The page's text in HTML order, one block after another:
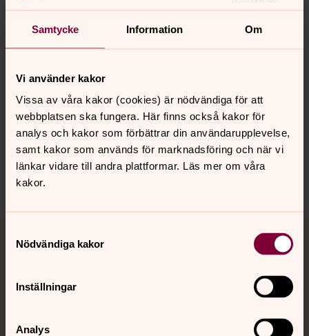
Samtycke Information Om
Vi använder kakor
Vissa av våra kakor (cookies) är nödvändiga för att
webbplatsen ska fungera. Här finns också kakor för
analys och kakor som förbättrar din användarupplevelse,
samt kakor som används för marknadsföring och när vi
länkar vidare till andra plattformar. Läs mer om våra
kakor.
Nödvändiga kakor
Inställningar
Analys
Senast ändrad 29 oktober 2021
Synpunkter eller frågor på sidans
innehåll?
orbyskeneforsamling@svenskakyrkan.se
Kontakt